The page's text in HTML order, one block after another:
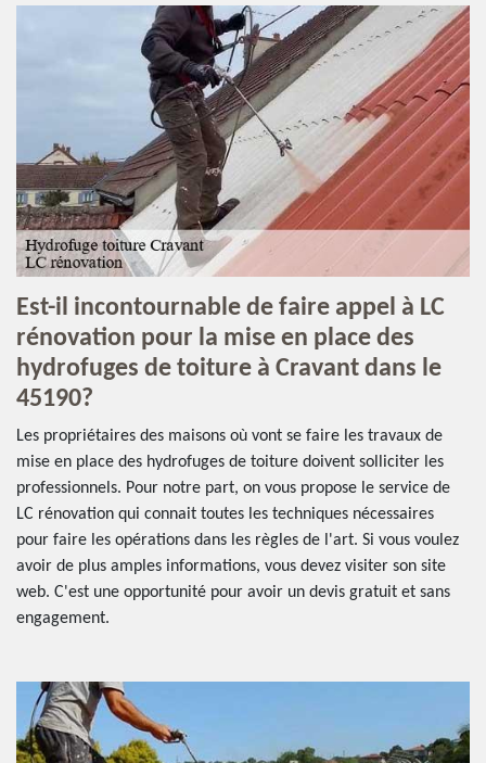
Est-il incontournable de faire appel à LC
rénovation pour la mise en place des
hydrofuges de toiture à Cravant dans le
45190?
Les propriétaires des maisons où vont se faire les travaux de
mise en place des hydrofuges de toiture doivent solliciter les
professionnels. Pour notre part, on vous propose le service de
LC rénovation qui connait toutes les techniques nécessaires
pour faire les opérations dans les règles de l'art. Si vous voulez
avoir de plus amples informations, vous devez visiter son site
web. C'est une opportunité pour avoir un devis gratuit et sans
engagement.